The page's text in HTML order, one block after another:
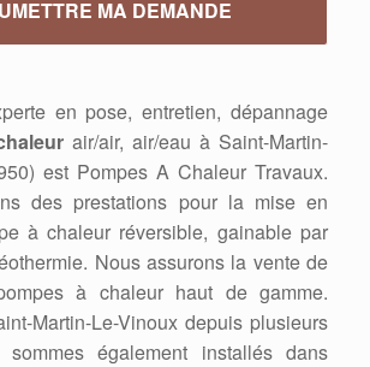
en pose, entretien, dépannage
air/air, air/eau à Saint-Martin-
est Pompes A Chaleur Travaux.
des prestations pour la mise en
à chaleur réversible, gainable par
Nous assurons la vente de
à chaleur haut de gamme.
Martin-Le-Vinoux depuis plusieurs
également installés dans